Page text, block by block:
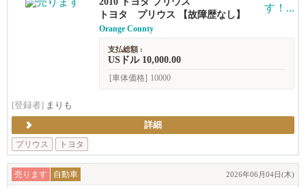
トヨタ プリウス 【故障歴なし】
Orange County
支払総額 :
USドル 10,000.00
[車体価格] 10000
[登録者] まりも
詳細
プリウス
トヨタ
売ります 自動車 2026年06月04日(木)